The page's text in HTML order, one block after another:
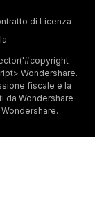
di Licenza
Wondershare.
fiscale e la
da Wondershare